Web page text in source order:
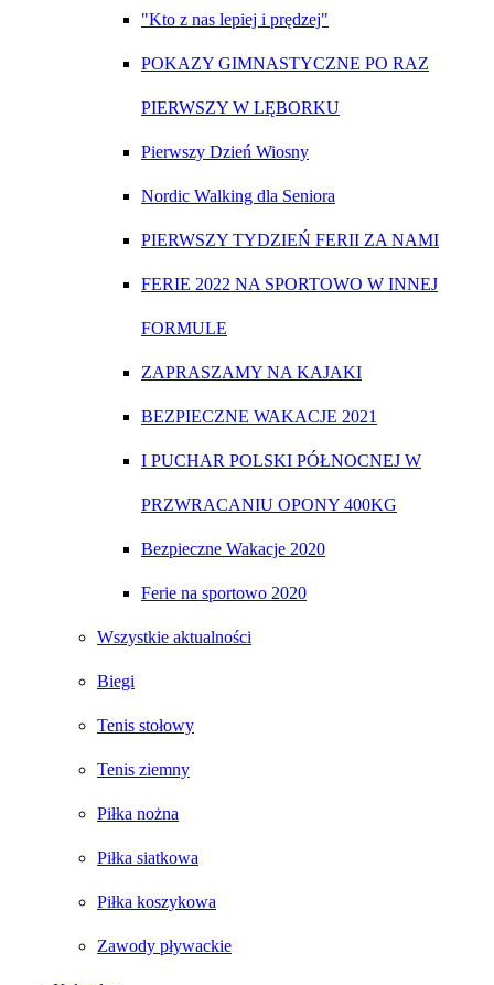
"Kto z nas lepiej i prędzej"
POKAZY GIMNASTYCZNE PO RAZ
PIERWSZY W LĘBORKU
Pierwszy Dzień Wiosny
Nordic Walking dla Seniora
PIERWSZY TYDZIEŃ FERII ZA NAMI
FERIE 2022 NA SPORTOWO W INNEJ
FORMULE
ZAPRASZAMY NA KAJAKI
BEZPIECZNE WAKACJE 2021
I PUCHAR POLSKI PÓŁNOCNEJ W
PRZWRACANIU OPONY 400KG
Bezpieczne Wakacje 2020
Ferie na sportowo 2020
Wszystkie aktualności
Biegi
Tenis stołowy
Tenis ziemny
Piłka nożna
Piłka siatkowa
Piłka koszykowa
Zawody pływackie